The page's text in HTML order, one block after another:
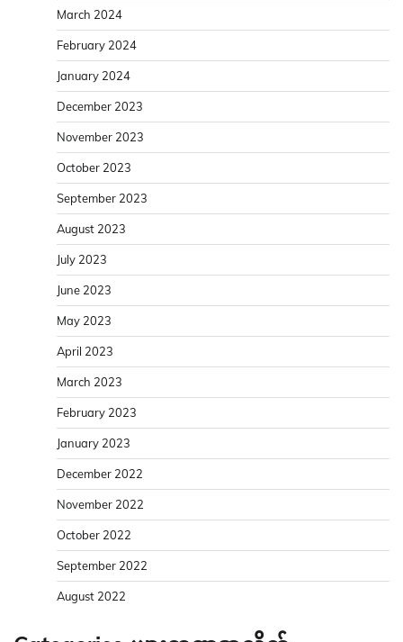
March 2024
February 2024
January 2024
December 2023
November 2023
October 2023
September 2023
August 2023
July 2023
June 2023
May 2023
April 2023
March 2023
February 2023
January 2023
December 2022
November 2022
October 2022
September 2022
August 2022